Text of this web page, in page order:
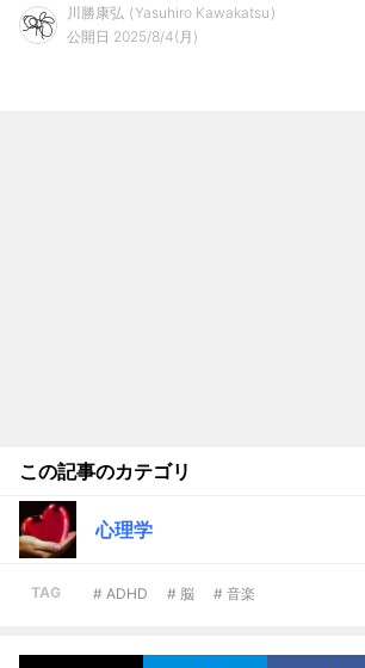
川勝康弘
Yasuhiro Kawakatsu
公開日 2025/8/4(月)
この記事のカテゴリ
心理学
TAG # ADHD # 脳 # 音楽